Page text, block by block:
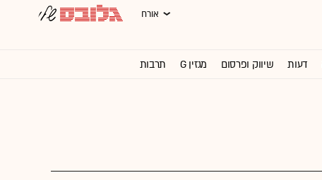
אורח
דעות שיווק ופרסום מגזין G תרבות